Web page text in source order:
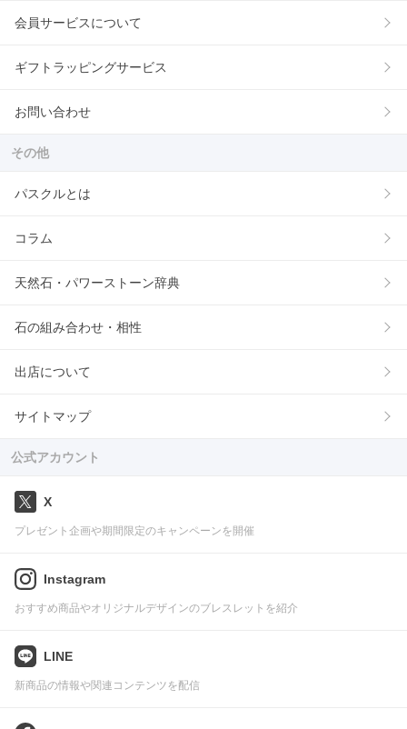
会員サービスについて
ギフトラッピングサービス
お問い合わせ
その他
パスクルとは
コラム
天然石・パワーストーン辞典
石の組み合わせ・相性
出店について
サイトマップ
公式アカウント
X
プレゼント企画や期間限定のキャンペーンを開催
Instagram
おすすめ商品やオリジナルデザインのブレスレットを紹介
LINE
新商品の情報や関連コンテンツを配信